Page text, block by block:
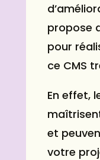
propose
pour
ce CMS
En effet,
et
votre